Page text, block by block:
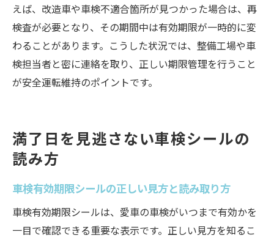
えば、改造車や車検不適合箇所が見つかった場合は、再
検査が必要となり、その期間中は有効期限が一時的に変
わることがあります。こうした状況では、整備工場や車
検担当者と密に連絡を取り、正しい期限管理を行うこと
が安全運転維持のポイントです。
満了日を見逃さない車検シールの
読み方
車検有効期限シールの正しい見方と読み取り方
車検有効期限シールは、愛車の車検がいつまで有効かを
一目で確認できる重要な表示です。正しい見方を知るこ